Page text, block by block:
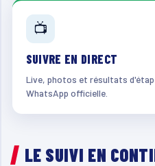
📺
SUIVRE EN DIRECT
Live, photos et résultats
WhatsApp officielle.
LE SUIVI EN